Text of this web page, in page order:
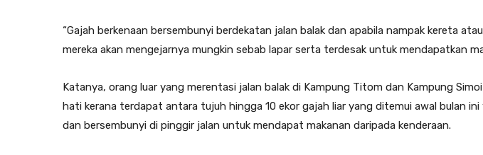
“Gajah berkenaan bersembunyi berdekatan jalan balak dan apabila nampak kereta
mereka akan mengejarnya mungkin sebab lapar serta terdesak untuk mendapatkan
Katanya, orang luar yang merentasi jalan balak di Kampung Titom dan Kampung
hati kerana terdapat antara tujuh hingga 10 ekor gajah liar yang ditemui awal bulan
dan bersembunyi di pinggir jalan untuk mendapat makanan daripada kenderaan.